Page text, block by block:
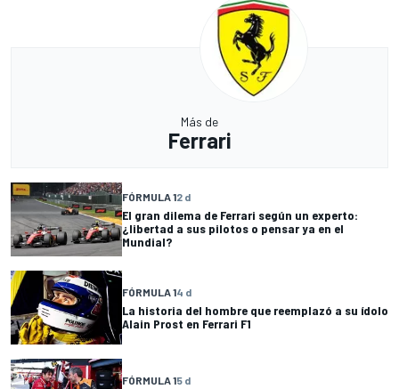
Más de
Ferrari
FÓRMULA 12 d
El gran dilema de Ferrari según un experto:
¿libertad a sus pilotos o pensar ya en el
Mundial?
FÓRMULA 14 d
La historia del hombre que reemplazó a su ídolo
Alain Prost en Ferrari F1
FÓRMULA 15 d